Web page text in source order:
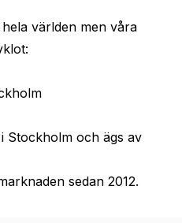
världen men våra
Stockholm och ägs av
sedan 2012.